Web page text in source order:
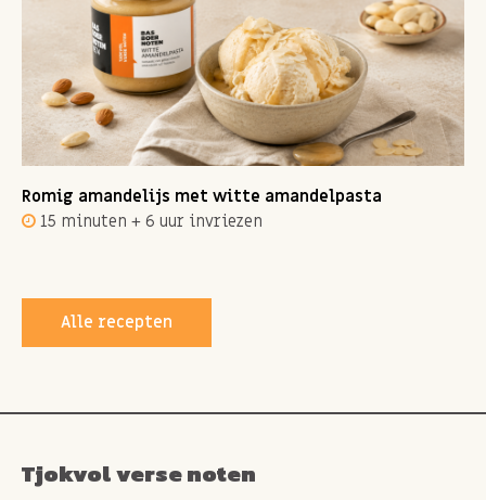
Romig amandelijs met witte amandelpasta
15 minuten + 6 uur invriezen
Alle recepten
Tjokvol verse noten